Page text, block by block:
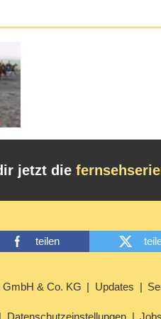
jetzt die
teilen
& Co. KG Updates